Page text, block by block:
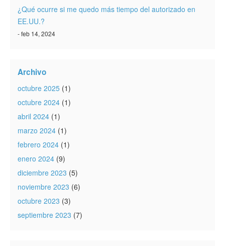
¿Qué ocurre si me quedo más tiempo del autorizado en
EE.UU.?
- feb 14, 2024
Archivo
octubre 2025 (1)
octubre 2024 (1)
abril 2024 (1)
marzo 2024 (1)
febrero 2024 (1)
enero 2024 (9)
diciembre 2023 (5)
noviembre 2023 (6)
octubre 2023 (3)
septiembre 2023 (7)